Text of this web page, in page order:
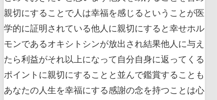
親切にすることで人は幸福を感じるということが医
学的に証明されている他人に親切にすると幸せホル
モンであるオキシトシンが放出され結果他人に与え
たら利益がそれ以上になって自分自身に返ってくる
ポイントに親切にすることと並んで鑑賞することも
あなたの人生を幸福にする感謝の念を持つことは心